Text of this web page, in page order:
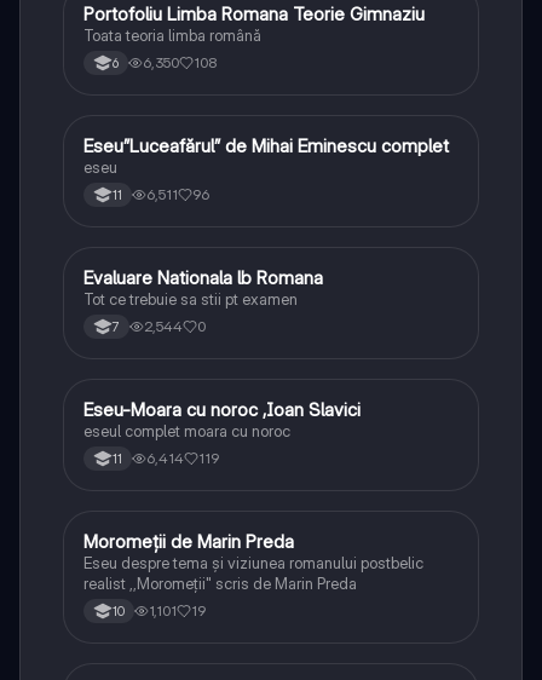
Limba și literatura română
Portofoliu Limba Romana Teorie Gimnaziu
Toata teoria limba română
6 6,350 108
Limba și literatura română
Eseu”Luceafărul” de Mihai Eminescu complet
eseu
11 6,511 96
Limba și literatura română
Evaluare Nationala lb Romana
Tot ce trebuie sa stii pt examen
7 2,544 0
Limba și literatura română
Eseu-Moara cu noroc ,Ioan Slavici
eseul complet moara cu noroc
11 6,414 119
Limba și literatura română
Moromeții de Marin Preda
Eseu despre tema și viziunea romanului postbelic
realist ,,Moromeții" scris de Marin Preda
10 1,101 19